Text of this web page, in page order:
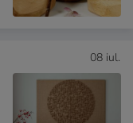
08 iul.